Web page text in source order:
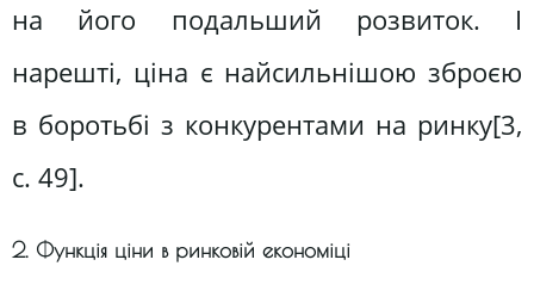
на його подальший розвиток. І
нарешті, ціна є найсильнішою зброєю
в боротьбі з конкурентами на ринку[3,
c. 49].
2. Функція ціни в ринковій економіці